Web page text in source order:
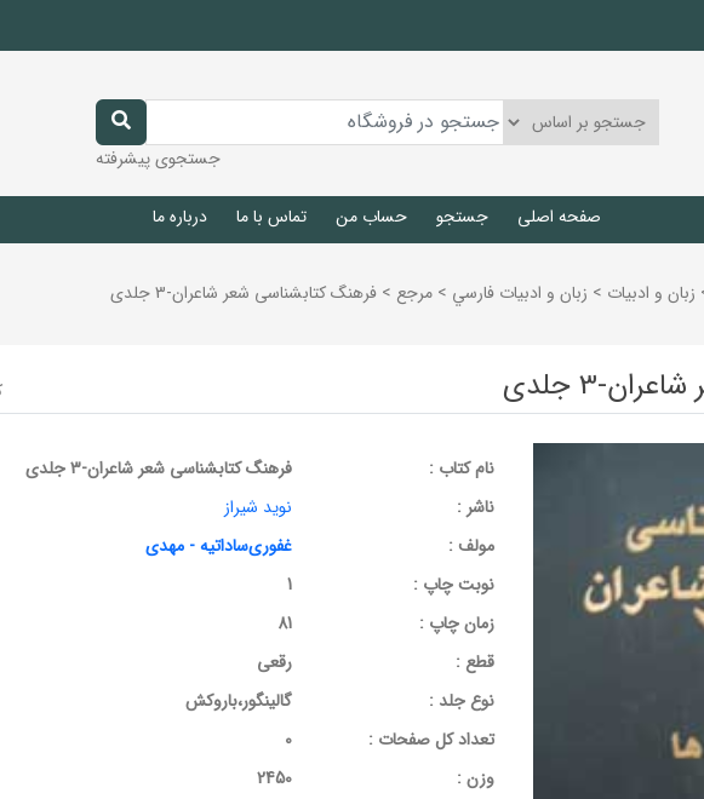
جستجوی پیشرفته
صفحه اصلی جستجو حساب من تماس با ما درباره ما
زبان و ادبيات > زبان و ادبيات فارسي > مرجع > فرهنگ کتابشناسی شعر شاعران-3 جلدی
3 جلدی
نام کتاب :
فرهنگ کتابشناسی شعر شاعران-3 جلدی
ناشر :
نوید شیراز
مولف :
غفوری‌ساداتیه - مهدی
نوبت چاپ :
1
زمان چاپ :
81
قطع :
رقعی
نوع جلد :
گالینگور،باروکش
تعداد کل صفحات :
0
وزن :
2450